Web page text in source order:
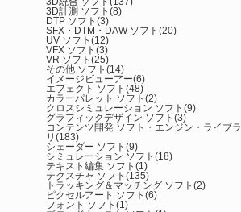
3D計測 ソフト (8)
DTP ソフト (3)
SFX・DTM・DAW ソフト (20)
UV ソフト (12)
VFX ソフト (3)
VR ソフト (25)
その他 ソフト (14)
イメージビューアー(6)
エフェクト ソフト (48)
カラーパレット ソフト (2)
クロスシミュレーション ソフト (9)
グラフィックデザイン ソフト (3)
コンテンツ開発 ソフト・エンジン・ライブラ
リ (183)
シェーダー ソフト (9)
シミュレーション ソフト (18)
テキスト編集 ソフト (1)
テクスチャ ソフト (135)
トラッキング＆マッチング ソフト (2)
ピクセルアート ソフト (6)
フォント ソフト (1)